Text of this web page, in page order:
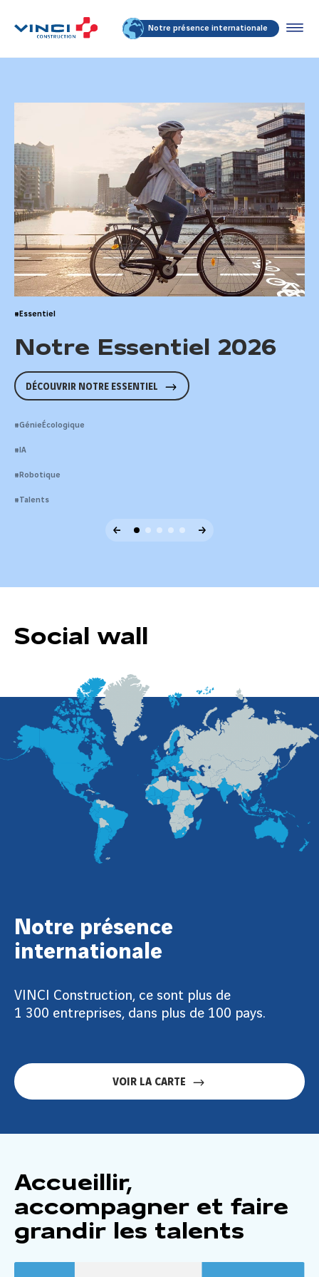
Notre présence internationale
#Essentiel
Notre Essentiel 2026
DÉCOUVRIR NOTRE ESSENTIEL
#GénieÉcologique
Génie écologique
#IA
Intelligence artificielle
#Robotique
Robotique
UN ENVIRONNEMENT DE TRAVAIL EN PLEINE MUTATION
#Talents
Vivre notre passion de
construire
Social wall
Notre présence
internationale
VINCI Construction, ce sont plus de
1 300 entreprises, dans plus de 100 pays.
VOIR LA CARTE
Accueillir,
accompagner et faire
grandir les talents